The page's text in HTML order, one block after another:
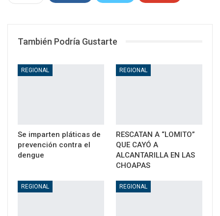
También Podría Gustarte
REGIONAL
Se imparten pláticas de
prevención contra el
dengue
REGIONAL
RESCATAN A “LOMITO”
QUE CAYÓ A
ALCANTARILLA EN LAS
CHOAPAS
REGIONAL REGIONAL